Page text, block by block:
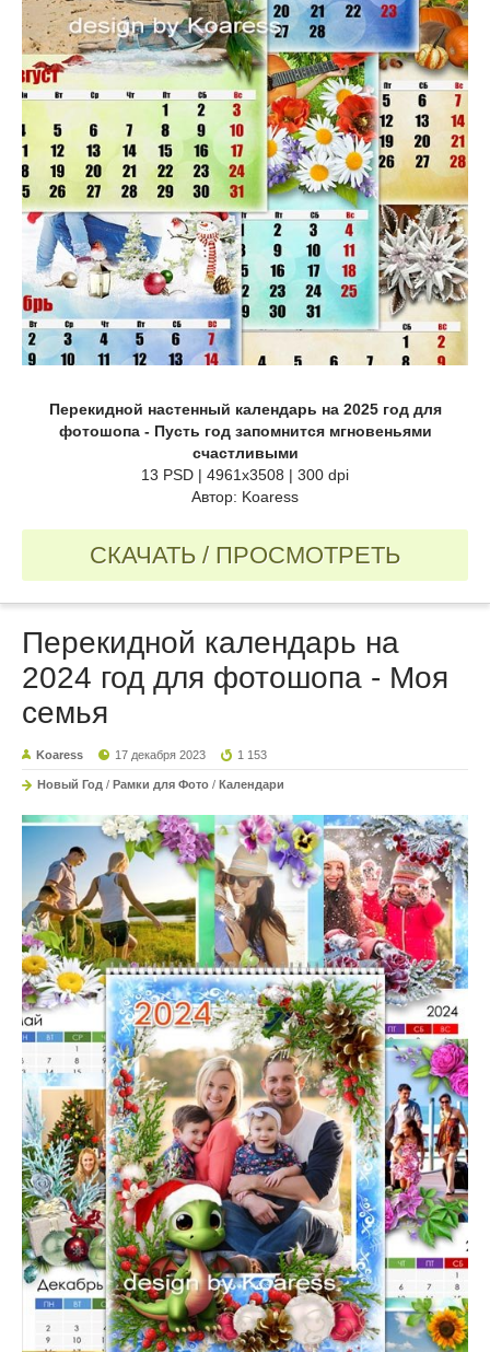
Перекидной настенный календарь на 2025 год для
фотошопа - Пусть год запомнится мгновеньями
счастливыми
13 PSD | 4961x3508 | 300 dpi
Автор: Koaress
СКАЧАТЬ / ПРОСМОТРЕТЬ
Перекидной календарь на
2024 год для фотошопа - Моя
семья
Koaress 17 декабря 2023 1 153
Новый Год / Рамки для Фото / Календари